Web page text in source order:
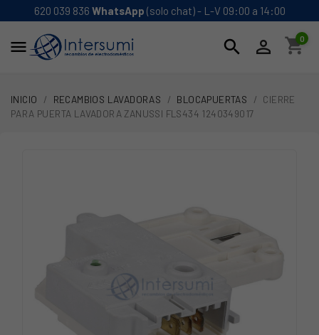
620 039 836 WhatsApp (solo chat) - L-V 09:00 a 14:00
 search  shopping_cart
0
INICIO RECAMBIOS LAVADORAS BLOCAPUERTAS
CIERRE
PARA PUERTA LAVADORA ZANUSSI FLS434 1240349017